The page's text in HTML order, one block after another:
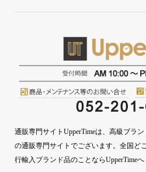
通販専門サイトUpperTimeは、高級ブラ
の通販専門サイトでございます。全国ど
行輸入ブランド品のことならUpperTimeへ